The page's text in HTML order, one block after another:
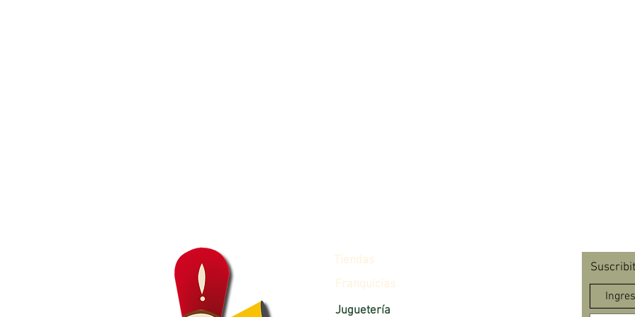
Tiendas
Franquicias
Juguetería